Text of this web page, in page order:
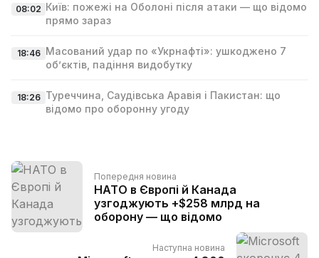
08:02 Київ: пожежі на Оболоні після атаки — що відомо
прямо зараз
18:46 Масований удар по «Укрнафті»: ушкоджено 7
об’єктів, падіння видобутку
18:26 Туреччина, Саудівська Аравія і Пакистан: що
відомо про оборонну угоду
Попередня новина
НАТО в Європі й Канада
узгоджують +$258 млрд на
оборону — що відомо
Наступна новина